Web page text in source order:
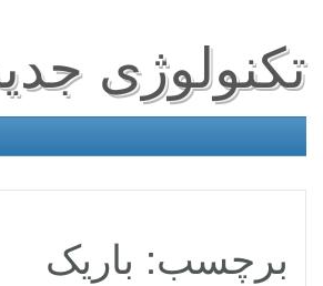
تکنولوژی
برچسب: باریک